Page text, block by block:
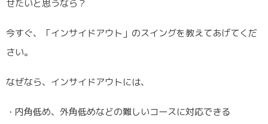
せたいと思うなら？
今すぐ、「インサイドアウト」のスイングを教えてあげてくだ
さい。
なぜなら、インサイドアウトには、
・内角低め、外角低めなどの難しいコースに対応できる